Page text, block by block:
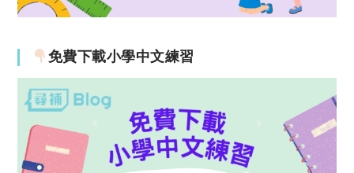
免費下載小學中文練習